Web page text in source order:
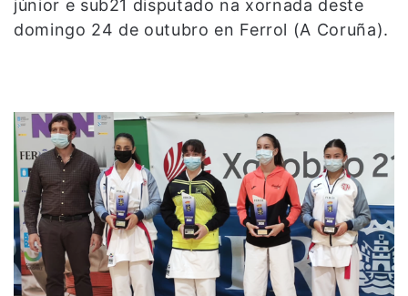
júnior e sub21 disputado na xornada deste
domingo 24 de outubro en Ferrol (A Coruña).